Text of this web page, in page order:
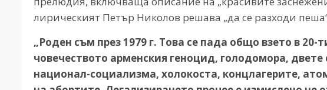
лирическият Петър Николов решава „да се разходи
„Роден съм през 1979 г. Това се пада общо взето в
човечеството арменския геноцид, голодомора,
национал-социализма, холокоста, концлагерите,